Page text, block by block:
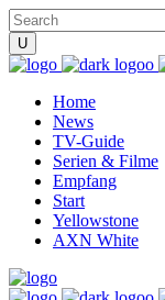
Home
News
TV-Guide
Serien & Filme
Empfang
Start
Yellowstone
AXN White